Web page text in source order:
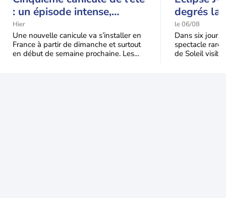
: un épisode intense,
durable et étendu la
semaine prochaine
Hier
Une nouvelle canicule va s’installer en
France à partir de dimanche et surtout
en début de semaine prochaine. Les
degrés la
t-elle
l'éclipse
le 06/08
Dans six
spectacle rare
de Soleil